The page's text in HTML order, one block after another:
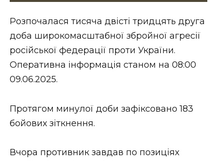
Стиль життя
Втрачений Ужгород
Втрачений Ужгород (відеоверсія)
Розпочалася тисяча двісті тридцять друга
доба широкомасштабної збройної агресії
російської федерації проти України.
Оперативна інформація станом на 08:00
09.06.2025.
Протягом минулої доби зафіксовано 183
бойових зіткнення.
Вчора противник завдав по позиціях